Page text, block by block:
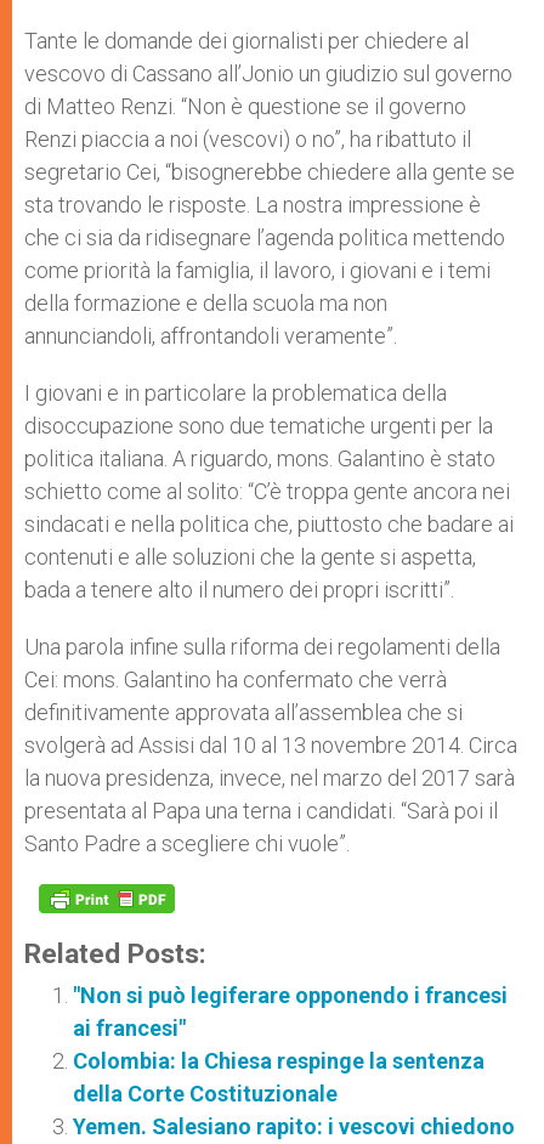
Tante le domande dei giornalisti per chiedere al
vescovo di Cassano all’Jonio un giudizio sul governo
di Matteo Renzi. “Non è questione se il governo
Renzi piaccia a noi (vescovi) o no”, ha ribattuto il
segretario Cei, “bisognerebbe chiedere alla gente se
sta trovando le risposte. La nostra impressione è
che ci sia da ridisegnare l’agenda politica mettendo
come priorità la famiglia, il lavoro, i giovani e i temi
della formazione e della scuola ma non
annunciandoli, affrontandoli veramente”.
I giovani e in particolare la problematica della
disoccupazione sono due tematiche urgenti per la
politica italiana. A riguardo, mons. Galantino è stato
schietto come al solito: “C’è troppa gente ancora nei
sindacati e nella politica che, piuttosto che badare ai
contenuti e alle soluzioni che la gente si aspetta,
bada a tenere alto il numero dei propri iscritti”.
Una parola infine sulla riforma dei regolamenti della
Cei: mons. Galantino ha confermato che verrà
definitivamente approvata all’assemblea che si
svolgerà ad Assisi dal 10 al 13 novembre 2014. Circa
la nuova presidenza, invece, nel marzo del 2017 sarà
presentata al Papa una terna i candidati. “Sarà poi il
Santo Padre a scegliere chi vuole”.
Related Posts:
"Non si può legiferare opponendo i francesi
ai francesi"
Colombia: la Chiesa respinge la sentenza
della Corte Costituzionale
Yemen. Salesiano rapito: i vescovi chiedono